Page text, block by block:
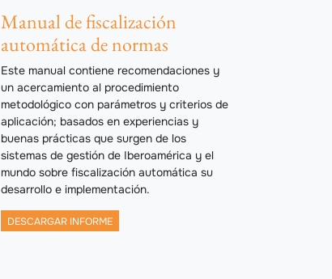
Manual de fiscalización
automática de normas
Este manual contiene recomendaciones y
un acercamiento al procedimiento
metodológico con parámetros y criterios de
aplicación; basados en experiencias y
buenas prácticas que surgen de los
sistemas de gestión de Iberoamérica y el
mundo sobre fiscalización automática su
desarrollo e implementación.
DESCARGAR INFORME